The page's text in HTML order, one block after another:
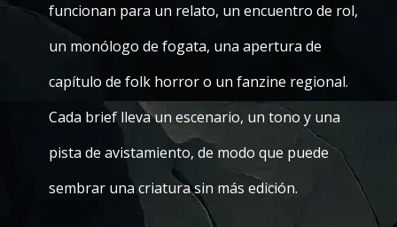
funcionan para un relato, un encuentro de rol,
un monólogo de fogata, una apertura de
capítulo de folk horror o un fanzine regional.
Cada brief lleva un escenario, un tono y una
pista de avistamiento, de modo que puede
sembrar una criatura sin más edición.